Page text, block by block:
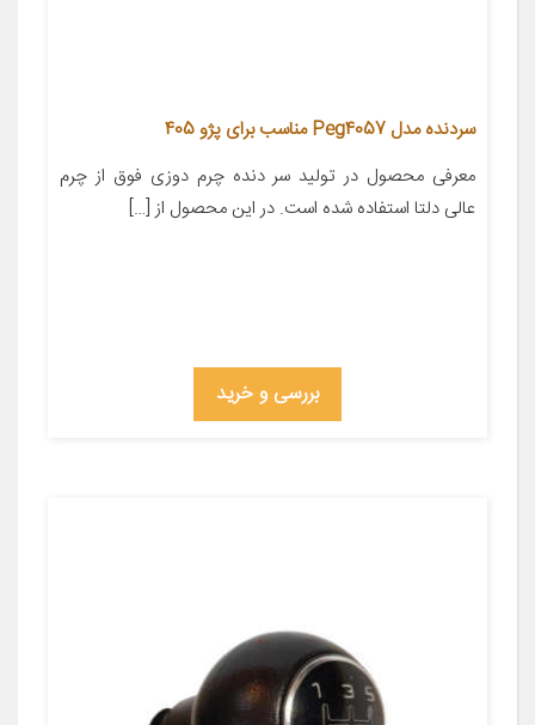
سردنده مدل Peg4057 مناسب برای پژو 405
معرفی محصول در تولید سر دنده چرم دوزی فوق از چرم
عالی دلتا استفاده شده است. در این محصول از […]
بررسی و خرید